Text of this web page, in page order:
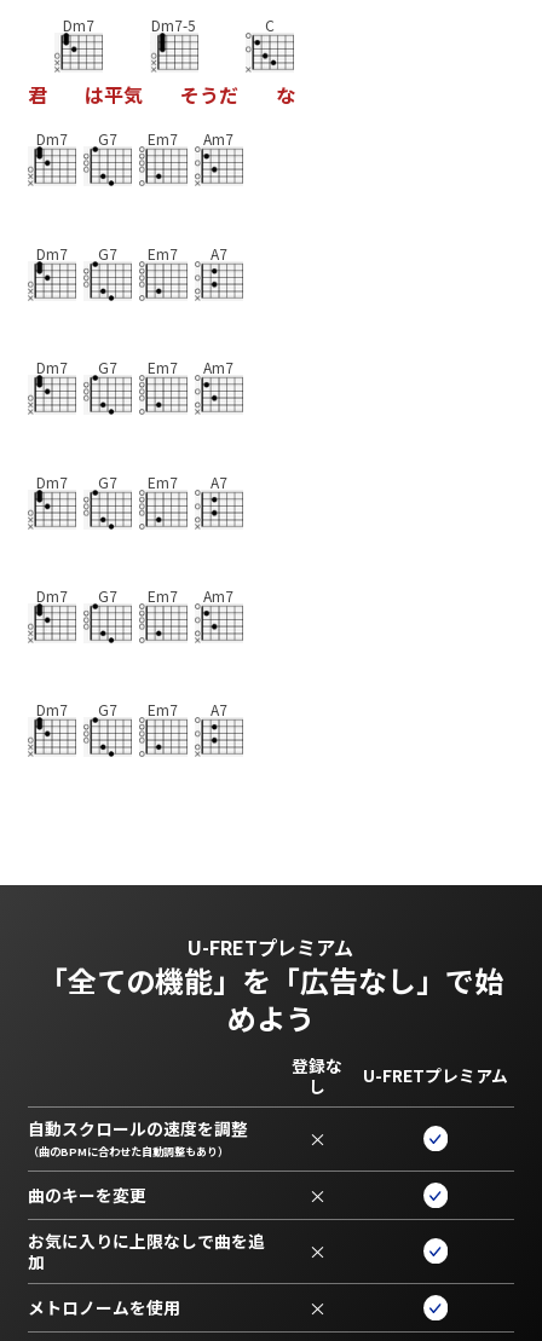
君
Dm7
は平気
Dm7-5
そうだ
C
な
Dm7 G7 Em7 Am7
Dm7 G7 Em7 A7
Dm7 G7 Em7 Am7
Dm7 G7 Em7 A7
Dm7 G7 Em7 Am7
Dm7 G7 Em7 A7
U-FRETプレミアム
「全ての機能」を 「広告なし」で始
めよう
登録な
し
U-FRETプレミアム
自動スクロールの速度を調整
（曲のBPMに合わせた自動調整もあり） ×
曲のキーを変更 ×
お気に入りに上限なしで曲を追
加
×
メトロノームを使用 ×